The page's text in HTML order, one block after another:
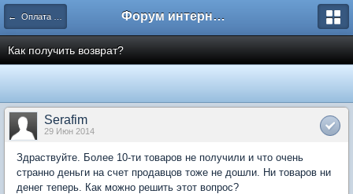
← Оплата покупок в сети Интернет Форум интернет покупателей
Как получить возврат?
Serafim
29 Июн 2014
Здраствуйте. Более 10-ти товаров не получили и что очень
странно деньги на счет продавцов тоже не дошли. Ни товаров ни
денег теперь. Как можно решить этот вопрос?